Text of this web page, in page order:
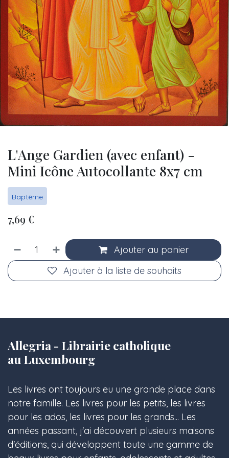
L'Ange Gardien (avec enfant) -
Mini Icône Autocollante 8x7 cm
Baptême
7,69 €
Ajouter au panier
Ajouter à la liste de souhaits
Allegria - Librairie catholique
au Luxembourg
Les livres ont toujours eu une grande place dans
notre famille. Les livres pour les petits, les livres
pour les ados, les livres pour les grands... Les
années passant, j'ai découvert plusieurs maisons
d'éditions, qui développent toute une gamme de